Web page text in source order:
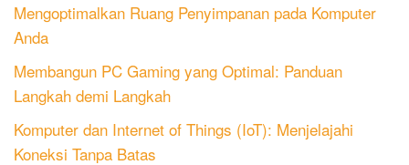
Mengoptimalkan Ruang Penyimpanan pada Komputer
Anda
Membangun PC Gaming yang Optimal: Panduan
Langkah demi Langkah
Komputer dan Internet of Things (IoT): Menjelajahi
Koneksi Tanpa Batas